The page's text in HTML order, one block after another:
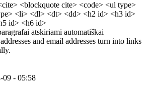
<blockquote cite> <code> <ul type>
<li> <dl> <dt> <dd> <h2 id> <h3 id>
id> <h6 id>
atskiriami automatiškai
and email addresses turn into links
09 - 05:58